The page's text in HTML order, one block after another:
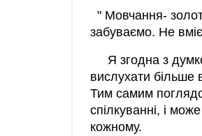
" Мовчання-
забуваємо. Не
Я згодна з
вислухати
Тим самим
спілкуванні, і
кожному.